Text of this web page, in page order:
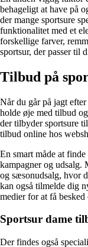
behageligt at have på
der mange sportsure
funktionalitet med et
forskellige farver,
sportsur, der passer til
Tilbud på
Når du går på jagt
holde øje med tilbud
der tilbyder sportsure
tilbud online hos
En smart måde at
kampagner og udsalg.
og sæsonudsalg, hvor
kan også tilmelde dig
medier for at få
Sportsur dame
Der findes også